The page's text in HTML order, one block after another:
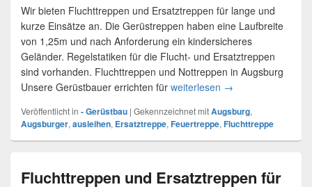
Wir bieten Fluchttreppen und Ersatztreppen für lange und
kurze Einsätze an. Die Gerüstreppen haben eine Laufbreite
von 1,25m und nach Anforderung ein kindersicheres
Geländer. Regelstatiken für die Flucht- und Ersatztreppen
sind vorhanden. Fluchttreppen und Nottreppen in Augsburg
Unsere Gerüstbauer errichten für weiterlesen Fluchttreppen und
→
Veröffentlicht in - Gerüstbau | Gekennzeichnet mitAugsburg,
Augsburger, ausleihen, Ersatztreppe, Feuertreppe, Fluchttreppe
Fluchttreppen und Ersatztreppen für